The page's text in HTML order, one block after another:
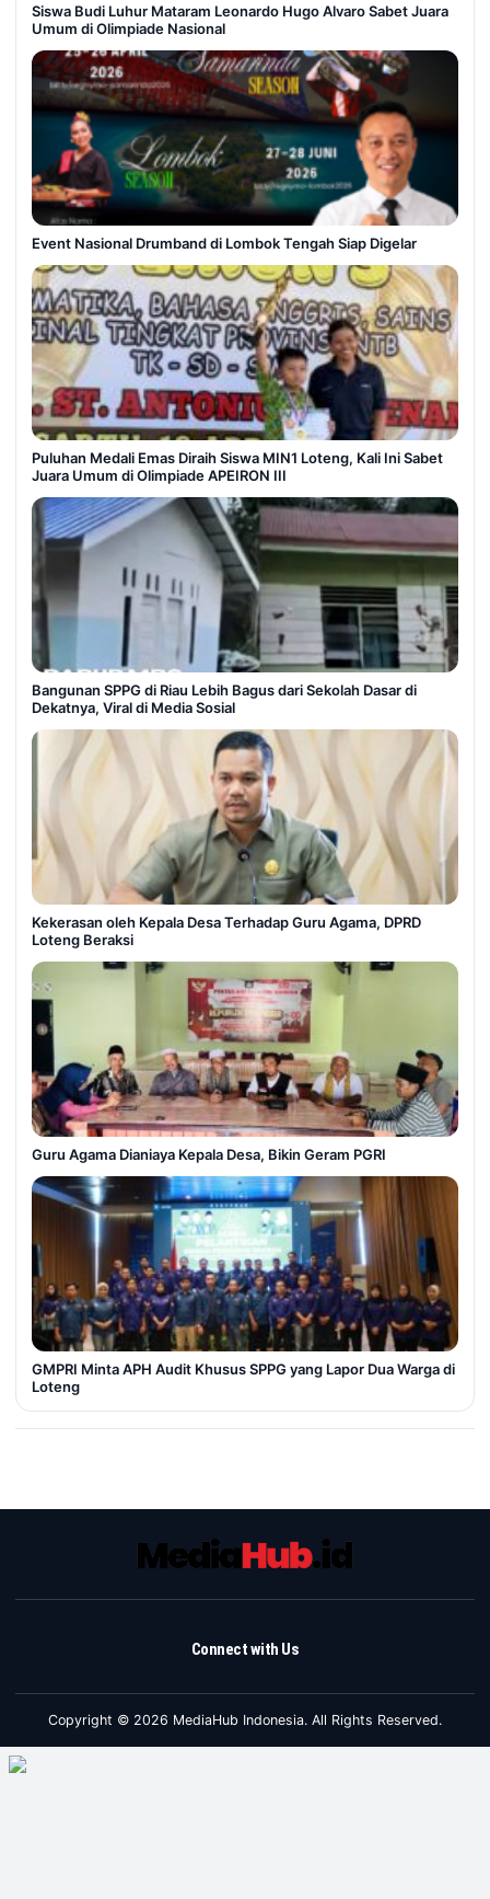
Siswa Budi Luhur Mataram Leonardo Hugo Alvaro Sabet Juara
Umum di Olimpiade Nasional
Event Nasional Drumband di Lombok Tengah Siap Digelar
Puluhan Medali Emas Diraih Siswa MIN1 Loteng, Kali Ini Sabet
Juara Umum di Olimpiade APEIRON III
Bangunan SPPG di Riau Lebih Bagus dari Sekolah Dasar di
Dekatnya, Viral di Media Sosial
Kekerasan oleh Kepala Desa Terhadap Guru Agama, DPRD
Loteng Beraksi
Guru Agama Dianiaya Kepala Desa, Bikin Geram PGRI
GMPRI Minta APH Audit Khusus SPPG yang Lapor Dua Warga di
Loteng
Connect with Us
Copyright © 2026 MediaHub Indonesia. All Rights Reserved.